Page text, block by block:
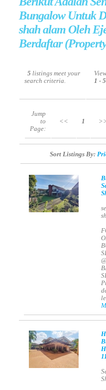
Bungalow Untuk
shah alam Oleh
Berdaftar
5listings meet your
search criteria.
1 - 5
Jump
to
Page:
<< 1
Sort Listings By: